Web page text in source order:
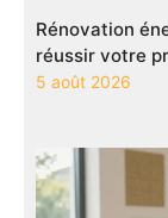
Rénovation
réussir votre
5 août 2026